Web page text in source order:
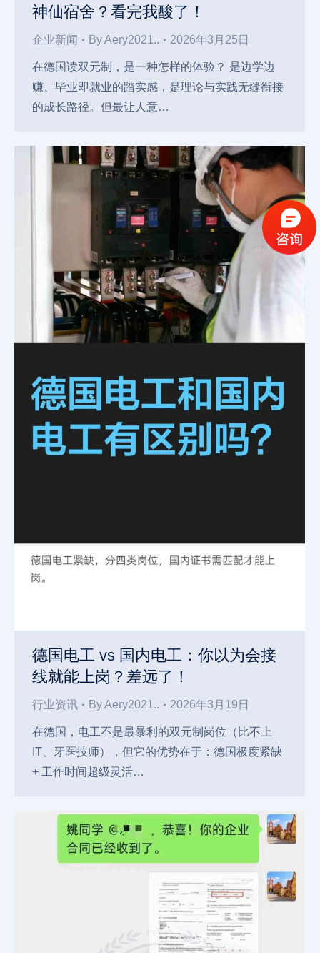
神仙宿舍？看完我酸了！
企业新闻 ByAery2021.. 2026年3月25日
在德国读双元制，是一种怎样的体验？ 是边学边
赚、毕业即就业的踏实感，是理论与实践无缝衔接
的成长路径。但最让人意…
德国电工 vs 国内电工：你以为会接
线就能上岗？差远了！
行业资讯 ByAery2021.. 2026年3月19日
在德国，电工不是最暴利的双元制岗位（比不上
IT、牙医技师），但它的优势在于：德国极度紧缺
+ 工作时间超级灵活…